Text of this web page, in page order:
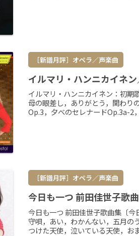
［新譜月評］オペラ／声楽曲
イルマリ・ハンニカイネ
イルマリ・ハンニカイネン：初期
母の眼差し，ありがとう，関わり
Op.3，夕べのセレナードOp.3a-2
［新譜月評］オペラ／声楽曲
今日も一つ 前田佳世子歌
今日も一つ 前田佳世子歌曲集〔
守唄，あい，わかんない，五月の
つけた天使，泣いている天使，お